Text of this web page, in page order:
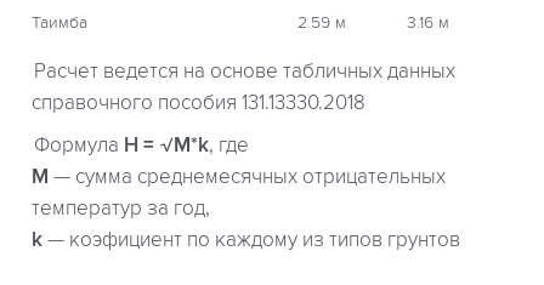
Таимба 2.59 м 3.16 м
Расчет ведется на основе табличных данных
справочного пособия 131.13330.2018
Формула H = √M*k, где
М — сумма среднемесячных отрицательных
температур за год,
k — коэфициент по каждому из типов грунтов